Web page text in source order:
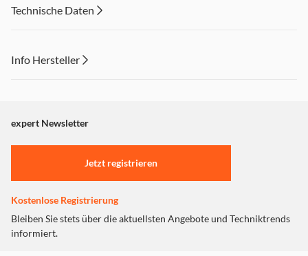
Technische Daten
Info Hersteller
"Marketing".
Einstellungen anpassen
expert Newsletter
Jetzt registrieren
Kostenlose Registrierung
Bleiben Sie stets über die aktuellsten Angebote und Techniktrends
informiert.